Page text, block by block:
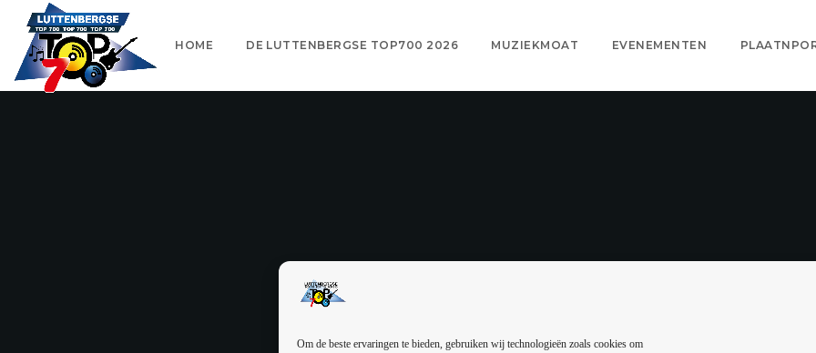
Om de beste ervaringen te bieden, gebruiken wij technologieën zoals cookies om
HOME DE LUTTENBERGSE TOP700 2026 MUZIEKMOAT EVENEMENTEN